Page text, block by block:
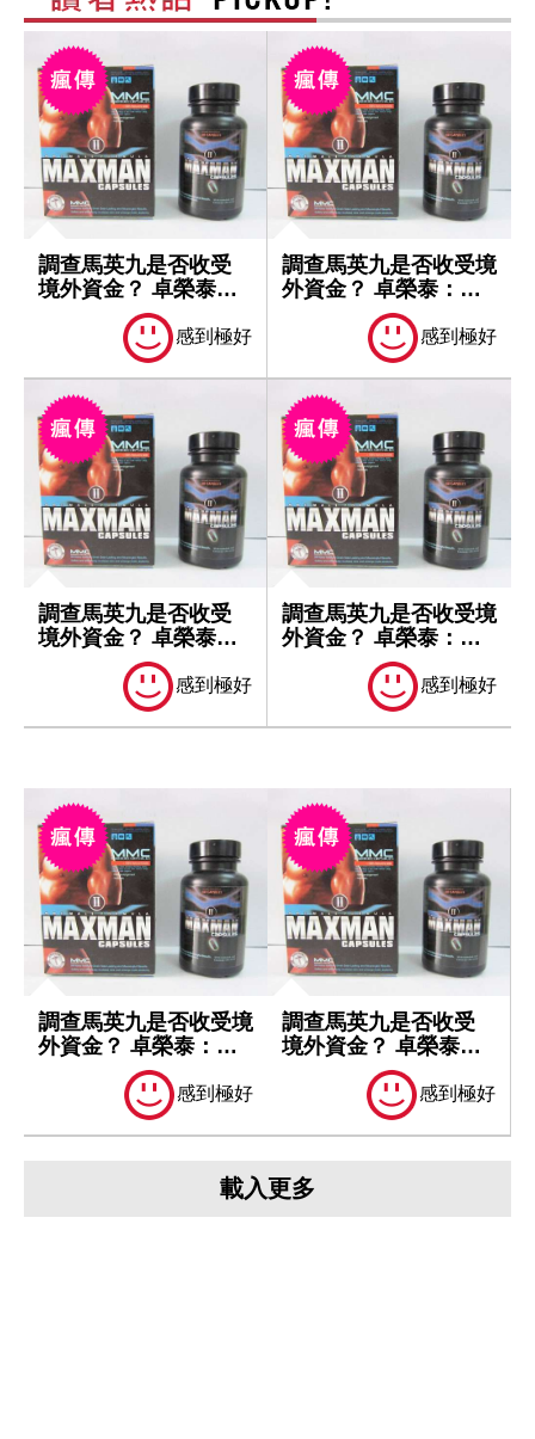
調查馬英九是否收受
境外資金？ 卓榮泰：
一切依法處理
感到極好
調查馬英九是否收受境
外資金？ 卓榮泰：一
切依法處理
感到極好
調查馬英九是否收受
境外資金？ 卓榮泰：
一切依法處理
感到極好
調查馬英九是否收受境
外資金？ 卓榮泰：一
切依法處理
感到極好
調查馬英九是否收受境
外資金？ 卓榮泰：一
切依法處理
感到極好
調查馬英九是否收受
境外資金？ 卓榮泰：
一切依法處理
感到極好
載入更多